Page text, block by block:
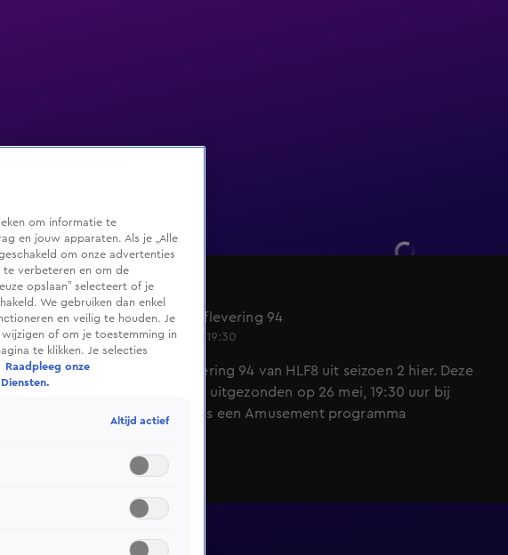
HLF8
Seizoen 2, aflevering 94
26 mei 2022, 19:30
Bekijk aflevering 94 van HLF8 uit seizoen 2 hier. Deze
aflevering is uitgezonden op 26 mei, 19:30 uur bij
SBS6. HLF8 is een Amusement programma
om informatie te
en jouw apparaten. Als je „Alle
om onze advertenties
te verbeteren en om de
opslaan” selecteert of je
We gebruiken dan enkel
en veilig te houden. Je
of om je toestemming in
te klikken. Je selecties
Raadpleeg onze
Altijd actief